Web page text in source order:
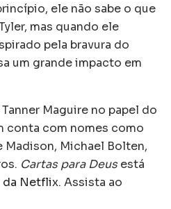
ele não sabe o que
mas quando ele
pela bravura do
um grande impacto em
Maguire no papel do
conta com nomes como
Michael Bolten,
Cartas para Deus está
Netflix. Assista ao